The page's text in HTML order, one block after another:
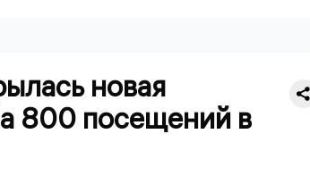
новая
800 посещений в